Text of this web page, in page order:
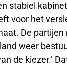
stabiel
voor het
De partijen
weer
de kiezer.’